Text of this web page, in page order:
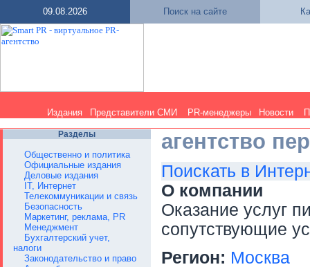
09.08.2026 Поиск на сайте
Издания Представители СМИ PR-менеджеры Новости
Разделы
Общественно и политика
Официальные издания
Деловые издания
IT, Интернет
Телекоммуникации и связь
Безопасность
Маркетинг, реклама, PR
Менеджмент
Бухгалтерский учет,
налоги
Законодательство и право
агентство
Поискать в
О компании
Оказание услуг
сопутствующие
Регион: Москва